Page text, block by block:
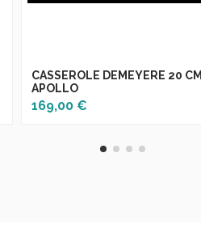
CASSEROLE DEMEYERE 20 CM
APOLLO
169,00 €